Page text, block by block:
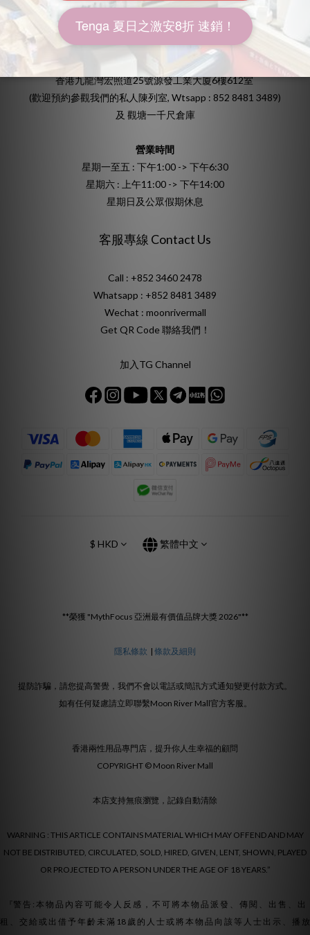
保修及更換
地址
香港九龍灣宏照道25號源發工業大廈6樓612室
(歡迎預約參觀我們的私人陳列室, Wtsapp : 852 8481 3489)
及 觀塘一千尺倉庫
營業時間
星期一至五 : 下午1:00 -> 下午6:30
星期六 : 上午11:00 -> 下午14:00
星期日及公眾假期休息
客服專線 Contact Us
Call : +852 3460 2478
Whatsapp : +852 8481 3489
Wechat : moonrivermall
Get QR Code 聯絡我們！
加入TG Channel
$ HKD 繁體中文
**榮獲 "MythFocus 亞洲最有價值品牌大獎 2026"**
隱私條款 | 條款及細則
提防詐騙，請您提高警覺，我們不會以電話或簡訊方式通知變更付款方式。
如有任何疑慮請立即聯繫Moon River Mall官方客服。
香港兩性用品專門店，提升你人生幸福的顧問
COPYRIGHT © Moon River Mall
本店支持無痕瀏覽，記錄自動清除
WARNING : THIS ARTICLE CONTAINS MATERIAL WHICH MAY OFFEND AND MAY
NOT BE DISTRIBUTED, CIRCULATED, SOLD, HIRED, GIVEN, LENT, SHOWN, PLAYED
OR PROJECTED TO A PERSON UNDER THE AGE OF 18 YEARS.”
『警 告 : 本 物 品 內 容 可 能 令 人 反 感 ， 不 可 將 本 物 品 派 發 、 傳 閱 、 出 售 、 出
租 、 交 給 或 出 借 予 年 齡 未 滿 18 歲 的 人 士 或 將 本 物 品 向 該 等 人 士 出 示 、 播 放